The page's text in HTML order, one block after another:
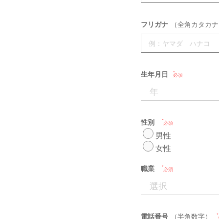
フリガナ （全角カタカナ
生年月日 必須
性別 必須
男性
女性
職業 必須
電話番号 （半角数字）